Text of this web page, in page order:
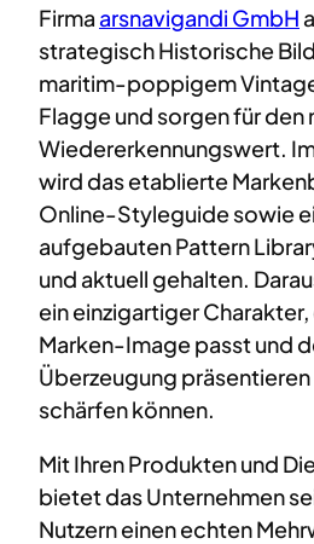
Firma arsnavigandi GmbH
strategisch Historische
maritim-poppigem
Flagge und sorgen für den
Wiedererkennungswert.
wird das etablierte
Online-Styleguide sowie
aufgebauten Pattern
und aktuell gehalten.
ein einzigartiger Charakter,
Marken-Image passt und
Überzeugung
schärfen können.
Mit Ihren Produkten und
bietet das Unternehmen
Nutzern einen echten